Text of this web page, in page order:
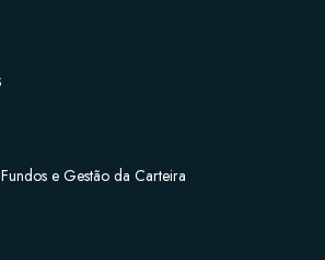
e Gestão da Carteira